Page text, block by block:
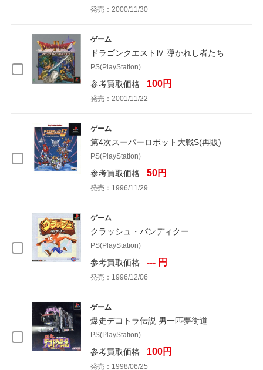
発売：2000/11/30
ゲーム
ドラゴンクエストⅣ 導かれし者たち
PS(PlayStation)
参考買取価格 100円
発売：2001/11/22
ゲーム
第4次スーパーロボット大戦S(再販)
PS(PlayStation)
参考買取価格 50円
発売：1996/11/29
ゲーム
クラッシュ・バンディクー
PS(PlayStation)
参考買取価格 --- 円
発売：1996/12/06
ゲーム
爆走デコトラ伝説 男一匹夢街道
PS(PlayStation)
参考買取価格 100円
発売：1998/06/25